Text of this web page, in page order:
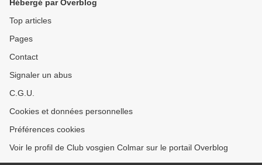
Hébergé par Overblog
Top articles
Pages
Contact
Signaler un abus
C.G.U.
Cookies et données personnelles
Préférences cookies
Voir le profil de Club vosgien Colmar sur le portail Overblog